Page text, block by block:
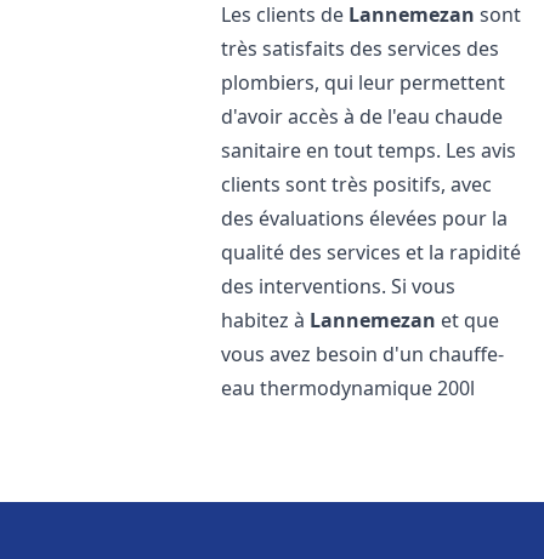
Les clients de Lannemezan sont
très satisfaits des services des
plombiers, qui leur permettent
d'avoir accès à de l'eau chaude
sanitaire en tout temps. Les avis
clients sont très positifs, avec
des évaluations élevées pour la
qualité des services et la rapidité
des interventions. Si vous
habitez à Lannemezan et que
vous avez besoin d'un chauffe-
eau thermodynamique 200l